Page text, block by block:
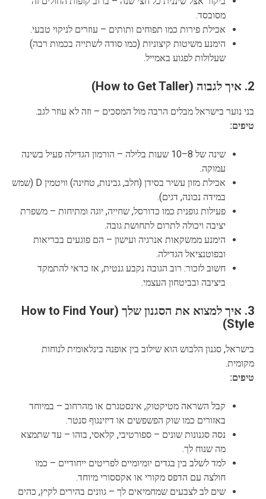
מסובסד.
אכילת פירות כמו תפוחים ותותים – עוזרים לניקוי טבעי.
הימנע משיטות קיצוניות (כמו סודה לשתייה בכמות רבה)
שעלולות לפגוע באמייל.
2. איך לגבוה (How to Get Taller)
בני נוער בישראל מבלים הרבה מול המסכים – וזה לא עוזר לגב.
טיפים:
שינה של 8–10 שעות בלילה – הורמון הגדילה פעיל בשינה
עמוקה.
אכילת מזון עשיר בסידן (חלב, גבינות, טחינה) וויטמין D (שמש
במידה נכונה, דגים).
פעילות גופנית כמו כדורסל, שחייה, יוגה ומתיחות – משפרת
יציבה ויכולה לתרום לתחושת גובה.
הימנע ממשקאות אנרגיה ועישון – הם פוגעים בבריאות
ובפוטנציאל הגדילה.
חשוב לזכור: רוב הגובה נקבע גנטית, אז כדאי להתמקד
ביציבה ובביטחון העצמי.
3. איך למצוא את הסגנון שלך (How to Find Your
Style)
בישראל, סגנון הלבוש הוא שילוב בין אופנה בינלאומית לנוחות
מקומית.
טיפים:
קבל השראה מטיקטוק, אינסטגרם או מהרחוב – במיוחד
באזורים כמו שוק הפשפשים או דיזינגוף סנטר.
נסה סגנונות שונים – ספורטיבי, קלאסי, בוהו – עד שתמצא
מה שנוח לך.
למד לשלב בין בגדים יומיומיים לפריטים ייחודיים – כמו
חולצה עם הדפס מקורי או אקססורי מיוחד.
שים לב לצבעים שמחמיאים לך – גוונים בהירים לקיץ, כהים